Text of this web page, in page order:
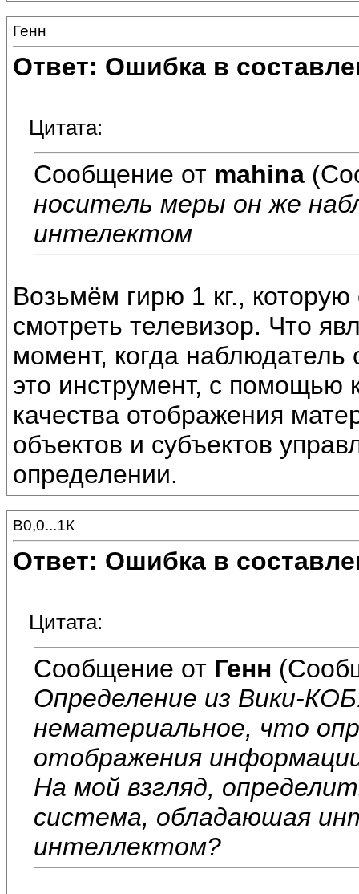
Генн
Ответ: Ошибка в
Цитата:
Сообщение от mahina
носитель меры он же
интелектом
Возьмём гирю 1 кг.,
смотреть телевизор. Что
момент, когда
это инструмент, с помощью
качества отображения
объектов и субъектов
определении.
В0,0...1К
Ответ: Ошибка в
Цитата:
Сообщение от Генн
Определение из Вики-
нематериальное, что
отображения
На мой взгляд,
система, обладаюшая
интеллектом?